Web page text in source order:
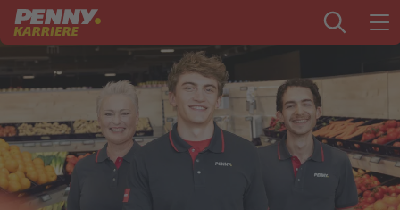
Zum Inhalt springen
Startseite
PENNY als Arbeitgeber
Ausbildung